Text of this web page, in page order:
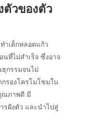
ตัวของตัว
ำเด็กหลอดแก้ว
นที่ไม่สำเร็จ ซึ่งอาจ
กรรมจนไม่
รองโครโมโซมใน
ณภาพดี มี
รฝังตัว และนำไปสู่